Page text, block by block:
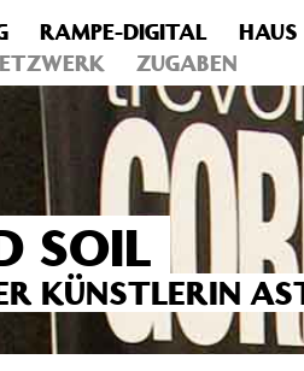
ist seit Version 4.4.0 veraltet!
RAMPE-DIGITAL HAUS
ZUGABEN
SOIL
KÜNSTLERIN